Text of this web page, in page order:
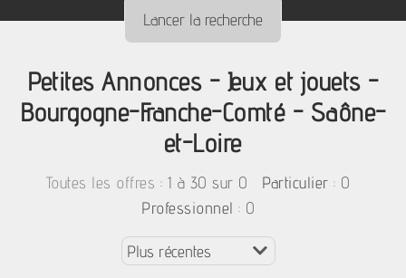
Petites Annonces - Jeux et jouets -
Bourgogne-Franche-Comté - Saône-
et-Loire
Toutes les offres : 1 à 30 sur 0 Particulier : 0
Professionnel : 0